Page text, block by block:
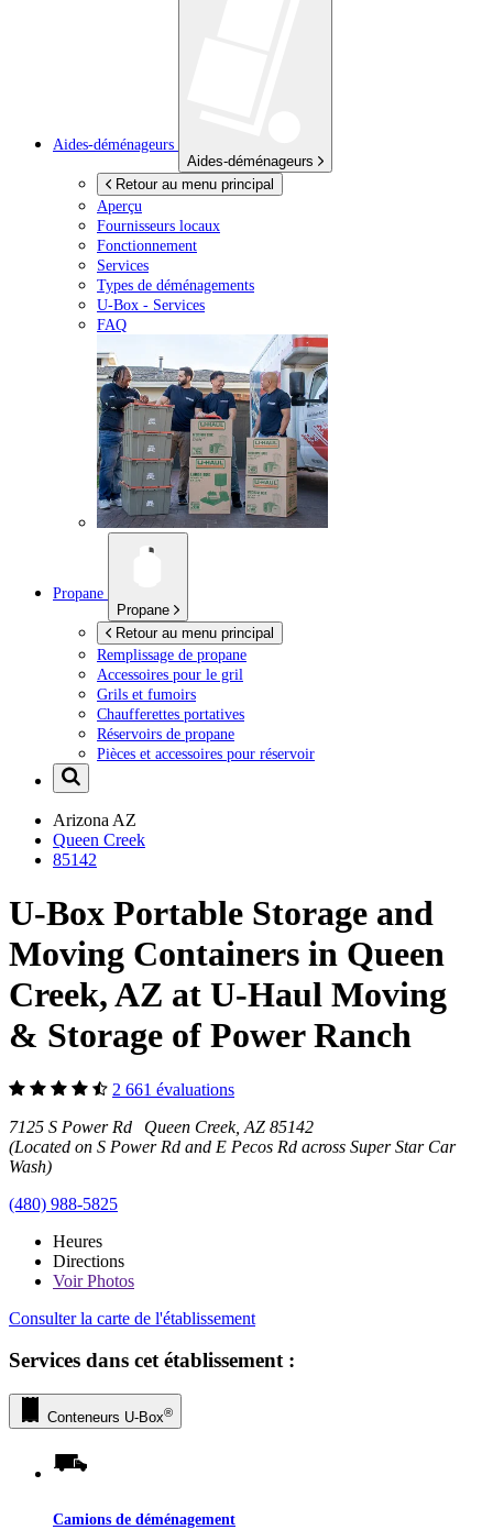
Aides-déménageurs
Aides-déménageurs
Retour au menu principal
Aperçu
Fournisseurs locaux
Fonctionnement
Services
Types de déménagements
U-Box - Services
FAQ
Propane
Propane
Retour au menu principal
Remplissage de propane
Accessoires pour le gril
Grils et fumoirs
Chaufferettes portatives
Réservoirs de propane
Pièces et accessoires pour réservoir
Arizona AZ
Queen Creek
85142
U-Box Portable Storage and
Moving Containers in Queen
Creek, AZ at U-Haul Moving
& Storage of Power Ranch
2 661 évaluations
7125 S Power Rd Queen Creek, AZ 85142
(Located on S Power Rd and E Pecos Rd across Super Star Car
Wash)
(480) 988-5825
Heures
Directions
VoirPhotos
Consulter la carte de l'établissement
Services dans cet établissement :
Conteneurs U-Box®
Camions de déménagement